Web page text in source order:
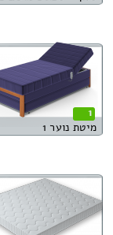
1
מיטת נוער 1